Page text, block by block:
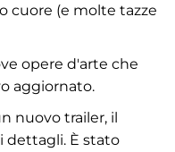
cuore (e molte tazze
opere d'arte che
aggiornato.
nuovo trailer, il
dettagli. È stato